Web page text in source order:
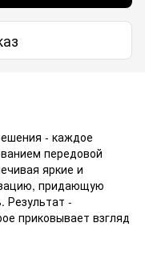
- каждое
передовой
яркие и
придающую
Результат -
приковывает взгляд